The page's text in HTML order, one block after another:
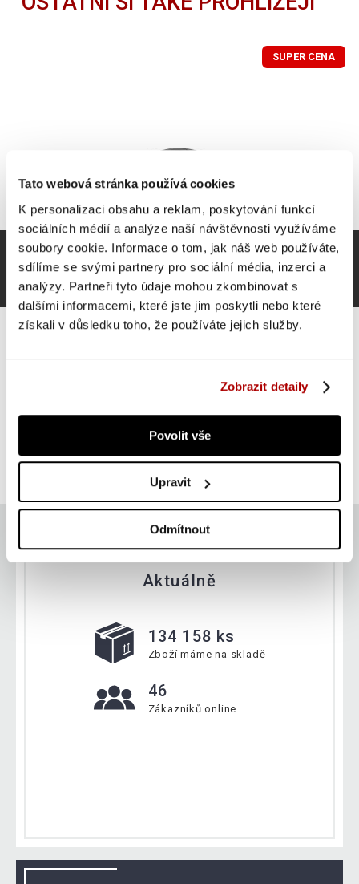
Tato webová stránka používá cookies
K personalizaci obsahu a reklam, poskytování funkcí
sociálních médií a analýze naší návštěvnosti využíváme
soubory cookie. Informace o tom, jak náš web používáte,
sdílíme se svými partnery pro sociální média, inzerci a
analýzy. Partneři tyto údaje mohou zkombinovat s
dalšími informacemi, které jste jim poskytli nebo které
získali v důsledku toho, že používáte jejich služby.
Zobrazit detaily
Povolit vše
Upravit
Odmítnout
SUPER CENA
Gorilla Sports Slamball medicinbal, černý, 5 kg
SUPER CENA
399 Kč
Aktuálně
134 158 ks
Zboží máme na skladě
46
Zákazníků online